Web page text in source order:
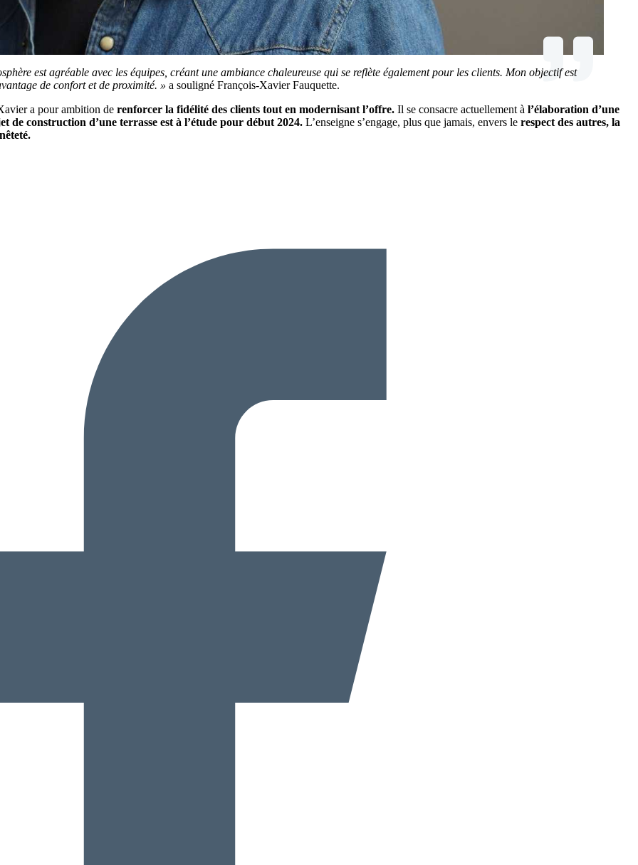
est agréable avec les équipes, créant une ambiance chaleureuse qui se reflète également pour les clients. Mon objectif est
de confort et de proximité. » a souligné François-Xavier Fauquette.
a pour ambition de renforcer la fidélité des clients tout en modernisant l’offre. Il se consacre actuellement à l’élaboration d’une
de construction d’une terrasse est à l’étude pour début 2024. L’enseigne s’engage, plus que jamais, envers le respect des autres, la